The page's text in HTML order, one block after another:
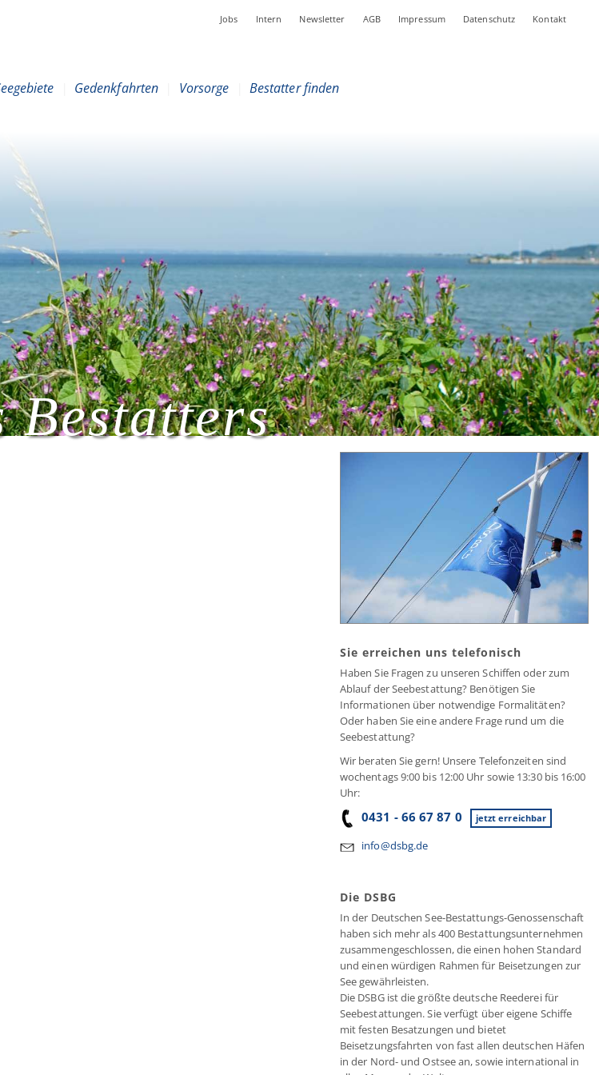
Jobs Intern Newsletter AGB Impressum Datenschutz Kontakt
Gedenkfahrten Vorsorge Bestatter finden
Bestatters
Sie erreichen uns telefonisch
Haben Sie Fragen zu unseren Schiffen oder zum
Ablauf der Seebestattung? Benötigen Sie
Informationen über notwendige Formalitäten?
Oder haben Sie eine andere Frage rund um die
Seebestattung?
Wir beraten Sie gern! Unsere Telefonzeiten sind
wochentags 9:00 bis 12:00 Uhr sowie 13:30 bis 16:00
Uhr:
0431 - 66 67 87 0 jetzt erreichbar
info@dsbg.de
Die DSBG
In der Deutschen See-Bestattungs-Genossenschaft
haben sich mehr als 400 Bestattungsunternehmen
zusammengeschlossen, die einen hohen Standard
und einen würdigen Rahmen für Beisetzungen zur
See gewährleisten.
Die DSBG ist die größte deutsche Reederei für
Seebestattungen. Sie verfügt über eigene Schiffe
mit festen Besatzungen und bietet
Beisetzungsfahrten von fast allen deutschen Häfen
in der Nord- und Ostsee an, sowie international in